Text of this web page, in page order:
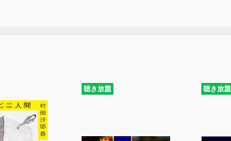
聴き放題 聴き放題